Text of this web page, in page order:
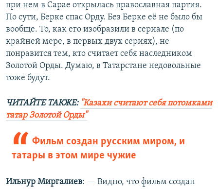
при нем в Сарае открылась православная партия.
По сути, Берке спас Орду. Без Берке её не было бы
вообще. То, как его изобразили в сериале (по
крайней мере, в первых двух сериях), не
понравится тем, кто считает себя наследником
Золотой Орды. Думаю, в Татарстане недовольные
тоже будут.
ЧИТАЙТЕ ТАКЖЕ: "Казахи считают себя потомками
татар Золотой Орды"​
Фильм создан русским миром, и
татары в этом мире чужие
Ильнур Миргалиев: — Видно, что фильм создан